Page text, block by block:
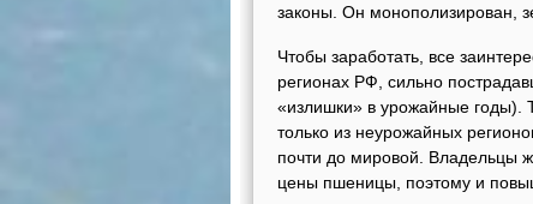
законы. Он монополизирован,
Чтобы заработать, все
регионах РФ, сильно
«излишки» в урожайные годы).
только из неурожайных
почти до мировой. Владельцы
цены пшеницы, поэтому и